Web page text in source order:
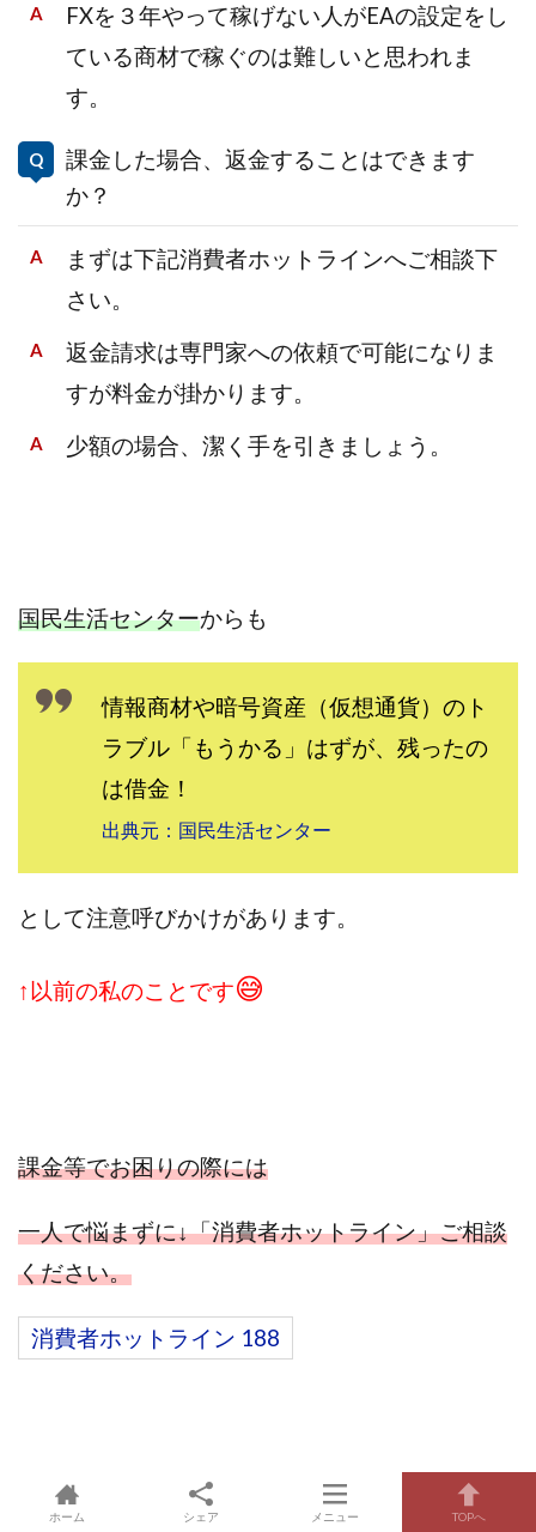
FXを３年やって稼げない人がEAの設定をし
ている商材で稼ぐのは難しいと思われま
す。
課金した場合、返金することはできます
か？
まずは下記消費者ホットラインへご相談下
さい。
返金請求は専門家への依頼で可能になりま
すが料金が掛かります。
少額の場合、潔く手を引きましょう。
国民生活センターからも
情報商材や暗号資産（仮想通貨）のト
ラブル「もうかる」はずが、残ったの
は借金！
出典元：国民生活センター
として注意呼びかけがあります。
↑以前の私のことです😅
課金等でお困りの際には
一人で悩まずに↓「消費者ホットライン」ご相談
ください。
消費者ホットライン 188
ホーム シェア メニュー TOPへ